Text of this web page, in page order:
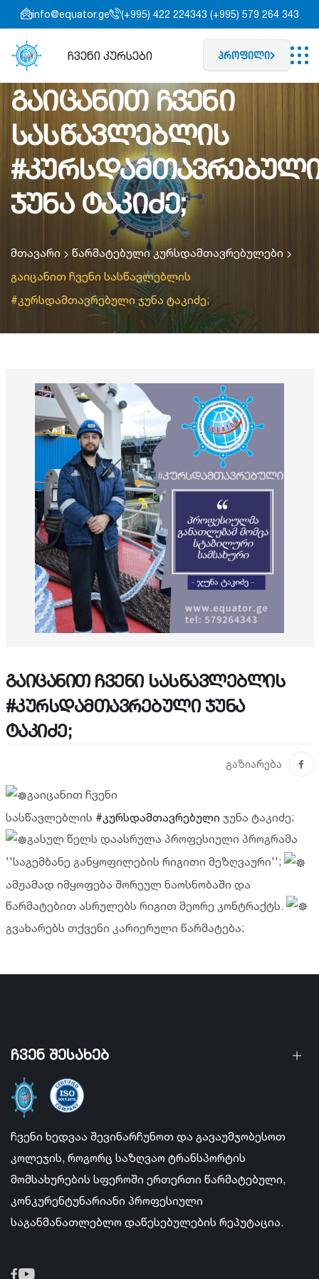
info@equator.ge (+995) 422 224343 (+995) 579 264 343
ჩვენი კურსები პროფილი
გაიცანით ჩვენი
სასწავლებლის
ჯუნა ტაკიძე;
მთავარი
წარმატებული კურსდამთავრებულები
გაიცანით ჩვენი სასწავლებლის
#კურსდამთავრებული ჯუნა ტაკიძე;
გაიცანით ჩვენი სასწავლებლის
#კურსდამთავრებული ჯუნა
ტაკიძე;
გაზიარება
გაიცანით ჩვენი
სასწავლებლის #კურსდამთავრებული ჯუნა ტაკიძე;
გასულ წელს დაასრულა პროფესიული პროგრამა
''საგემბანე განყოფილების რიგითი მეზღვაური'';
ამჟამად იმყოფება შორეულ ნაოსნობაში და
წარმატებით ასრულებს რიგით მეორე კონტრაქტს.
გვახარებს თქვენი კარიერული წარმატება;
ჩვენ შესახებ
ჩვენი ხედვაა შევინარჩუნოთ და გავაუმჯობესოთ
კოლეჯის, როგორც საზღვაო ტრანსპორტის
მომსახურების სფეროში ერთერთი წარმატებული,
კონკურენტუნარიანი პროფესიული
საგანმანათლებლო დაწესებულების რეპუტაცია.